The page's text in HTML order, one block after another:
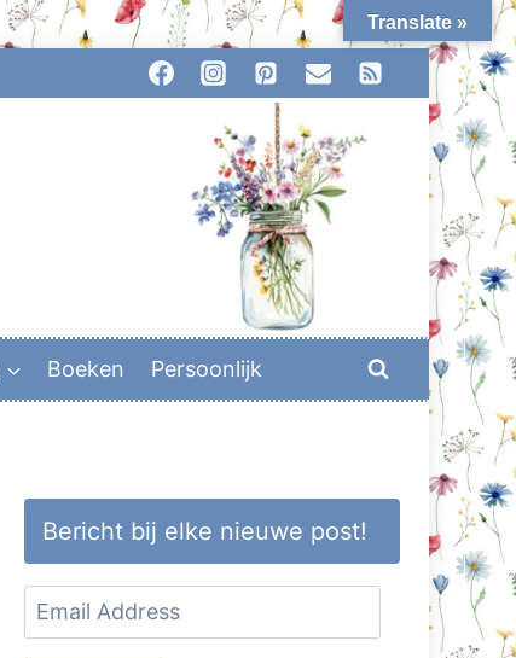
Boeken Persoonlijk
Bericht bij elke nieuwe post!
Email
Address
Translate »